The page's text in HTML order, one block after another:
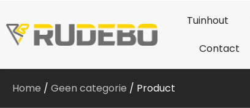
Tuinhout
Contact
Home / Geen categorie / Product